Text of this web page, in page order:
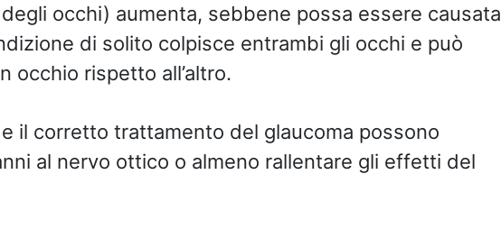
occhi) aumenta, sebbene possa essere causata
di solito colpisce entrambi gli occhi e può
occhio rispetto all’altro.
il corretto trattamento del glaucoma possono
al nervo ottico o almeno rallentare gli effetti del